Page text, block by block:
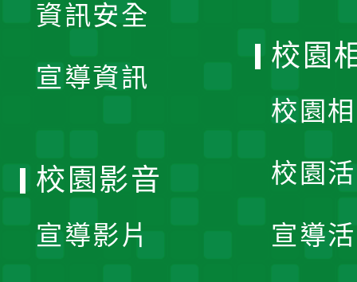
資訊安全
宣導資訊
校園
校園
校園
宣導
校園影音
宣導影片